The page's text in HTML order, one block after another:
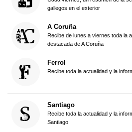
gallegos en el exterior
A Coruña
Recibe de lunes a viernes toda la
destacada de A Coruña
Ferrol
Recibe toda la actualidad y la
Santiago
Recibe toda la actualidad y la
Santiago